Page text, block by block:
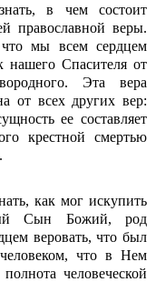
в чем состоит
православной веры.
мы всем сердцем
нашего Спасителя от
Эта вера
от всех других вер:
ее составляет
крестной смертью
как мог искупить
Сын Божий, род
веровать, что был
что в Нем
человеческой